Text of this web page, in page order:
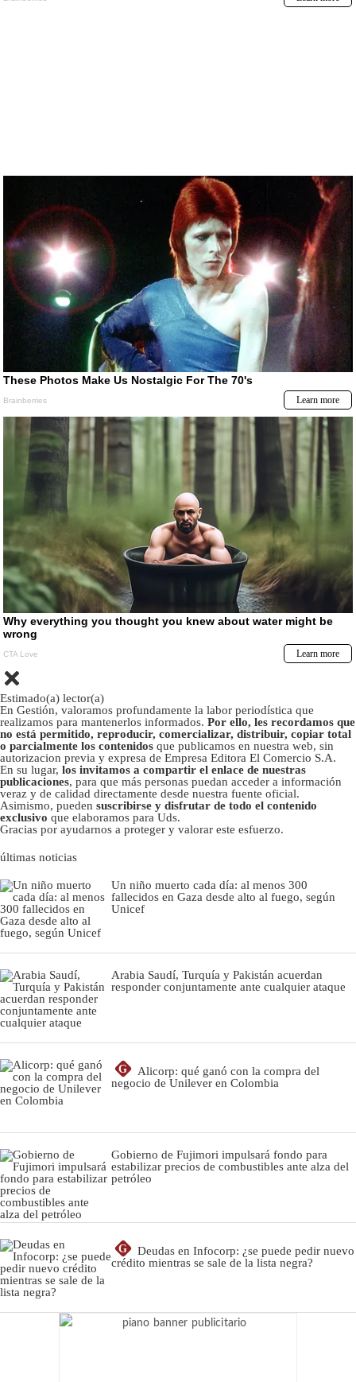
Estimado(a) lector(a)
En Gestión, valoramos profundamente la labor periodística que
realizamos para mantenerlos informados. Por ello, les recordamos que
no está permitido, reproducir, comercializar, distribuir, copiar total
o parcialmente los contenidos que publicamos en nuestra web, sin
autorizacion previa y expresa de Empresa Editora El Comercio S.A.
En su lugar, los invitamos a compartir el enlace de nuestras
publicaciones, para que más personas puedan acceder a información
veraz y de calidad directamente desde nuestra fuente oficial.
Asimismo, pueden suscribirse y disfrutar de todo el contenido
exclusivo que elaboramos para Uds.
Gracias por ayudarnos a proteger y valorar este esfuerzo.
últimas noticias
Un niño muerto cada día: al menos 300
fallecidos en Gaza desde alto al fuego, según
Unicef
Arabia Saudí, Turquía y Pakistán acuerdan
responder conjuntamente ante cualquier ataque
G
Alicorp: qué ganó con la compra del
negocio de Unilever en Colombia
Gobierno de Fujimori impulsará fondo para
estabilizar precios de combustibles ante alza del
petróleo
G
Deudas en Infocorp: ¿se puede pedir nuevo
crédito mientras se sale de la lista negra?